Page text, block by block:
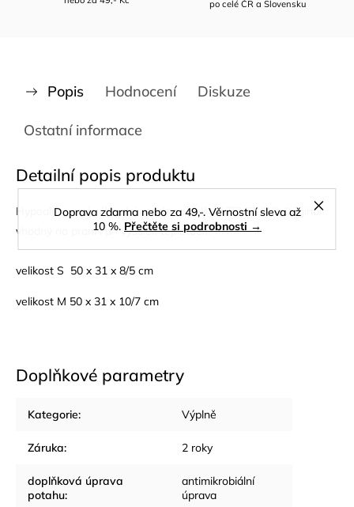
Doprava zdarma nebo za 49,-. Věrnostní sleva až
10 %. Přečtěte si podrobnosti →
po celé ČR a Slovensku
Popis Hodnocení Diskuze
Ostatní informace
Detailní popis produktu
Hypoalergenní náhradní potah na polštář TEMPUR® Original
vhodný na praní i při vyšších teplotách.
velikost S 50 x 31 x 8/5 cm
velikost M 50 x 31 x 10/7 cm
Doplňkové parametry
Kategorie: Výplně
Záruka: 2 roky
doplňková úprava
potahu:
antimikrobiální
úprava